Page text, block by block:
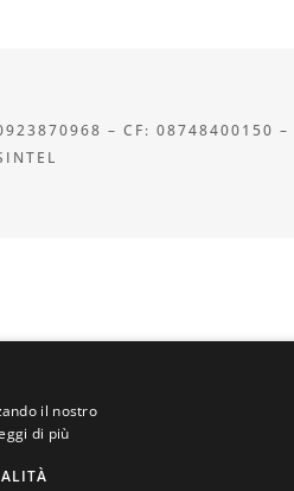
– CF: 08748400150 –
il nostro
di più